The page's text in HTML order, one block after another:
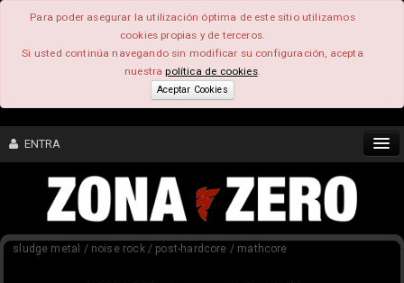
Para poder asegurar la utilización óptima de este sitio utilizamos
cookies propias y de terceros.
Si usted continúa navegando sin modificar su configuración, acepta
nuestrapolítica de cookies.
Aceptar Cookies
ENTRA
CONTENIDO
COMUNIDAD
sludge metal / noise rock / post-hardcore / mathcore